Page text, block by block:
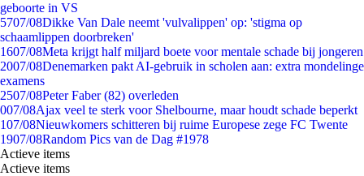
geboorte in VS
5707/08Dikke Van Dale neemt 'vulvalippen' op: 'stigma op
schaamlippen doorbreken'
1607/08Meta krijgt half miljard boete voor mentale schade bij jongeren
2007/08Denemarken pakt AI-gebruik in scholen aan: extra mondelinge
examens
2507/08Peter Faber (82) overleden
007/08Ajax veel te sterk voor Shelbourne, maar houdt schade beperkt
107/08Nieuwkomers schitteren bij ruime Europese zege FC Twente
1907/08Random Pics van de Dag #1978
Actieve items
Actieve items